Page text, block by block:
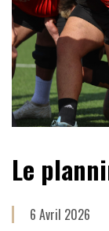
Le
6 Avril 2026